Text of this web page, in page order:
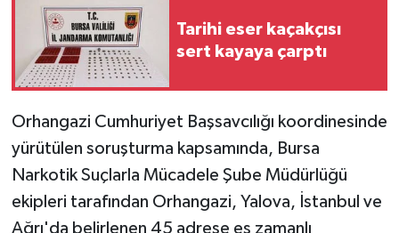
Tarihi eser kaçakçısı
sert kayaya çarptı
Orhangazi Cumhuriyet Başsavcılığı koordinesinde
yürütülen soruşturma kapsamında, Bursa
Narkotik Suçlarla Mücadele Şube Müdürlüğü
ekipleri tarafından Orhangazi, Yalova, İstanbul ve
Ağrı'da belirlenen 45 adrese eş zamanlı
Güvenlik
HABERDE İNSAN
İş Dünyası
Jandarma